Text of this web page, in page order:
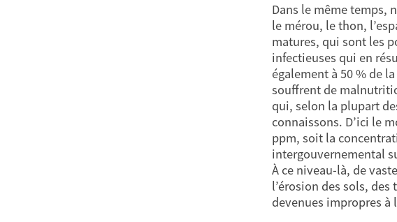
Dans le même temps,
le mérou, le thon,
matures, qui sont les
infectieuses qui en
également à 50 % de
souffrent de
qui, selon la plupart
connaissons. D’ici le
ppm, soit la
intergouvernemental
À ce niveau-là, de
l’érosion des sols,
devenues impropres à